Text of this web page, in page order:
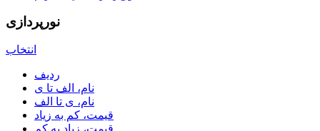
نورپردازی
انتخاب
ردیف
نام، الف تا ی
نام، ی تا الف
قیمت، کم به زیاد